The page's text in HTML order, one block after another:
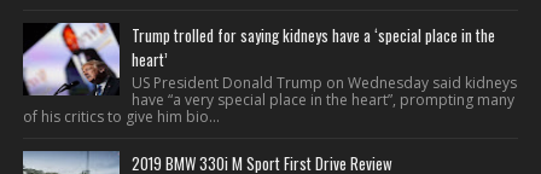
Trump trolled for saying kidneys have a ‘special place in the
heart’
US President Donald Trump on Wednesday said kidneys
have “a very special place in the heart”, prompting many
of his critics to give him bio...
2019 BMW 330i M Sport First Drive Review